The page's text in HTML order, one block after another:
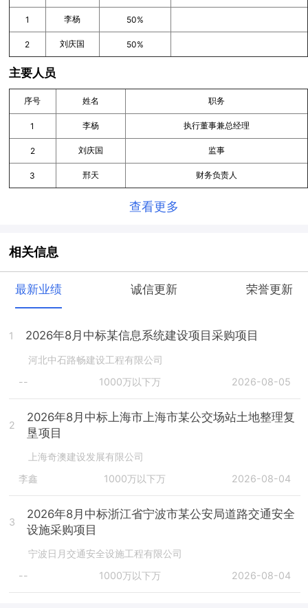
1 李杨 50%
2 刘庆国 50%
主要人员
序号 姓名 职务
1 李杨 执行董事兼总经理
2 刘庆国 监事
3 邢天 财务负责人
查看更多
相关信息
最新业绩 诚信更新 荣誉更新
1 2026年8月中标某信息系统建设项目采购项目
河北中石路畅建设工程有限公司
--
1000万以下万 2026-08-05
2
2026年8月中标上海市上海市某公交场站土地整理复
垦项目
上海奇澳建设发展有限公司
李鑫
1000万以下万 2026-08-04
3
2026年8月中标浙江省宁波市某公安局道路交通安全
设施采购项目
宁波日月交通安全设施工程有限公司
--
1000万以下万 2026-08-04